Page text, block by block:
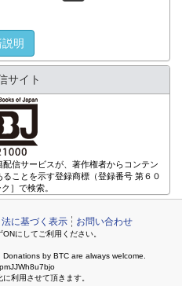
明
サイト
信サービスが、著作権者からコンテン
ことを示す登録商標（登録番号 第６０
］で検索。
に基づく表示 お問い合わせ
にしてご利用ください。
by BTC are always welcome.
利用させて頂きます。